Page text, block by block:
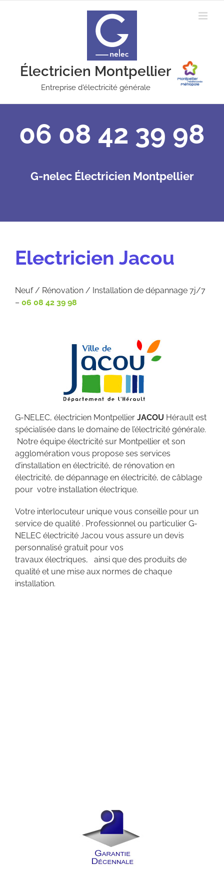
Électricien Montpellier
Entreprise d'électricité générale
06 08 42 39 98
G-nelec Électricien Montpellier
Electricien Jacou
Neuf / Rénovation / Installation de dépannage 7j/7
– 06 08 42 39 98
G-NELEC, électricien Montpellier JACOU Hérault est
spécialisée dans le domaine de l’électricité générale.
Notre équipe électricité sur Montpellier et son
agglomération vous propose ses services
d’installation en électricité, de rénovation en
électricité, de dépannage en électricité, de câblage
pour votre installation électrique.
Votre interlocuteur unique vous conseille pour un
service de qualité . Professionnel ou particulier G-
NELEC électricité Jacou vous assure un devis
personnalisé gratuit pour vos
travaux électriques, ainsi que des produits de
qualité et une mise aux normes de chaque
installation.